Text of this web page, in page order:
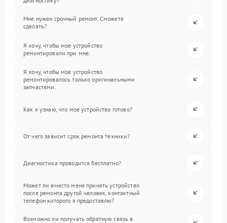
Мне нужен срочный ремонт. Сможете
сделать?
Я хочу, чтобы мое устройство
ремонтировали при мне.
Я хочу, чтобы мое устройство
ремонтировалось только оригинальными
запчастями.
Как я узнаю, что мое устройство готово?
От чего зависит срок ремонта техники?
Диагностика проводится бесплатно?
Может ли вместо меня принять устройство
после ремонта другой человек, контактный
телефон которого я предоставлю?
Возможно ли получать обратную связь в